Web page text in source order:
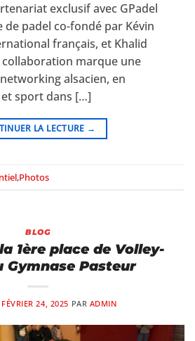
exclusif avec GPadel
padel co-fondé par Kévin
français, et Khalid
collaboration marque une
alsacien, en
sport dans […]
LA LECTURE →
,Photos
BLOG
1ère place de Volley-
Gymnase Pasteur
FÉVRIER 24, 2025 PAR ADMIN